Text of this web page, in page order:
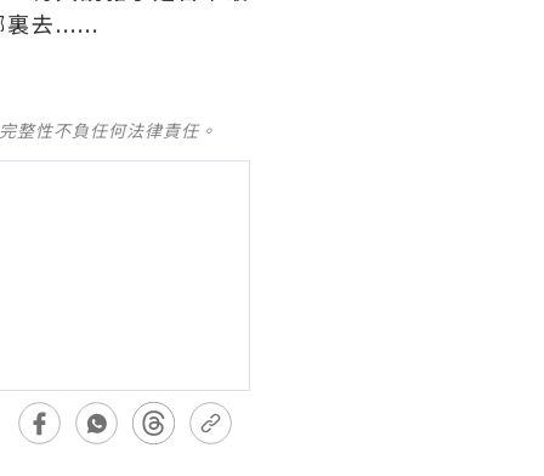
裏去......
整性不負任何法律責任。